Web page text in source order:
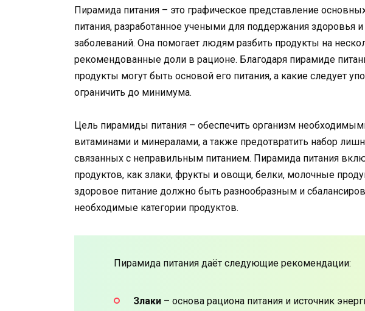
Пирамида питания – это графическое представление
питания, разработанное учеными для поддержания здоровья
заболеваний. Она помогает людям разбить продукты на
рекомендованные доли в рационе. Благодаря пирамиде
продукты могут быть основой его питания, а какие следует
ограничить до минимума.
Цель пирамиды питания – обеспечить организм
витаминами и минералами, а также предотвратить набор
связанных с неправильным питанием. Пирамида питания
продуктов, как злаки, фрукты и овощи, белки, молочные
здоровое питание должно быть разнообразным и
необходимые категории продуктов.
Пирамида питания даёт следующие рекомендации:
Злаки – основа рациона питания и источник